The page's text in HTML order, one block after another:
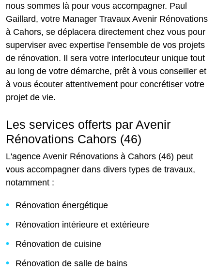
nous sommes là pour vous accompagner. Paul
Gaillard, votre Manager Travaux Avenir Rénovations
à Cahors, se déplacera directement chez vous pour
superviser avec expertise l'ensemble de vos projets
de rénovation. Il sera votre interlocuteur unique tout
au long de votre démarche, prêt à vous conseiller et
à vous écouter attentivement pour concrétiser votre
projet de vie.
Les services offerts par Avenir
Rénovations Cahors (46)
L'agence Avenir Rénovations à Cahors (46) peut
vous accompagner dans divers types de travaux,
notamment :
Rénovation énergétique
Rénovation intérieure et extérieure
Rénovation de cuisine
Rénovation de salle de bains